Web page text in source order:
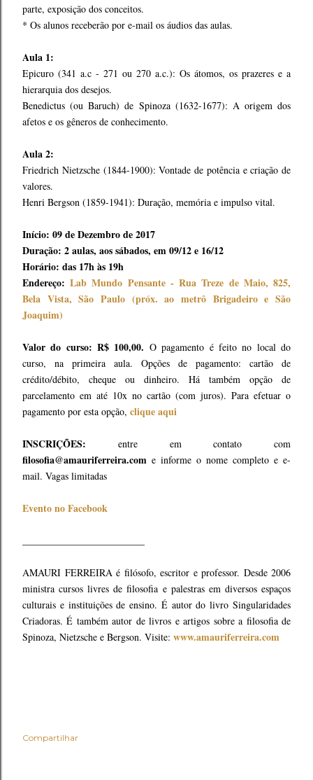
parte, exposição dos conceitos.
* Os alunos receberão por e-mail os áudios das aulas.
Aula 1:
Epicuro (341 a.c - 271 ou 270 a.c.): Os átomos, os prazeres e a
hierarquia dos desejos.
Benedictus (ou Baruch) de Spinoza (1632-1677): A origem dos
afetos e os gêneros de conhecimento.
Aula 2:
Friedrich Nietzsche (1844-1900): Vontade de potência e criação de
valores.
Henri Bergson (1859-1941): Duração, memória e impulso vital.
Início: 09 de Dezembro de 2017
Duração: 2 aulas, aos sábados, em 09/12 e 16/12
Horário: das 17h às 19h
Endereço:Lab Mundo Pensante - Rua Treze de Maio, 825,
Bela Vista, São Paulo (próx. ao metrô Brigadeiro e São
Joaquim)
Valor do curso: R$ 100,00. O pagamento é feito no local do
curso, na primeira aula. Opções de pagamento: cartão de
crédito/débito, cheque ou dinheiro. Há também opção de
parcelamento em até 10x no cartão (com juros). Para efetuar o
pagamento por esta opção, clique aqui
INSCRIÇÕES: entre em contato com
filosofia@amauriferreira.com e informe o nome completo e e-
mail. Vagas limitadas
Evento no Facebook
AMAURI FERREIRA é filósofo, escritor e professor. Desde 2006
ministra cursos livres de filosofia e palestras em diversos espaços
culturais e instituições de ensino. É autor do livro Singularidades
Criadoras. É também autor de livros e artigos sobre a filosofia de
Spinoza, Nietzsche e Bergson. Visite: www.amauriferreira.com
Compartilhar